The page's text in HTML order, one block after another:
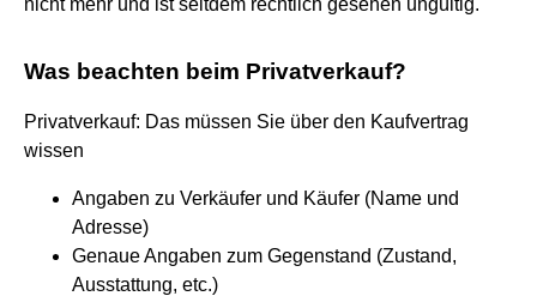
Was beachten beim Privatverkauf?
Privatverkauf: Das müssen Sie über den Kaufvertrag
wissen
Angaben zu Verkäufer und Käufer (Name und
Adresse)
Genaue Angaben zum Gegenstand (Zustand,
Ausstattung, etc.)